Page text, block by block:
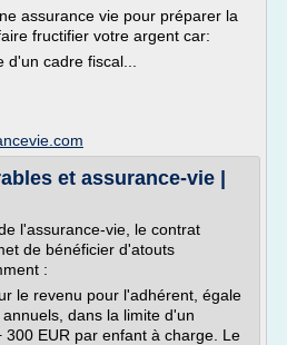
assurance vie pour préparer la
fructifier votre argent car:
cadre fiscal...
et assurance-vie |
l'assurance-vie, le contrat
de bénéficier d'atouts
:
le revenu pour l'adhérent, égale
dans la limite d'un
300 EUR par enfant à charge. Le